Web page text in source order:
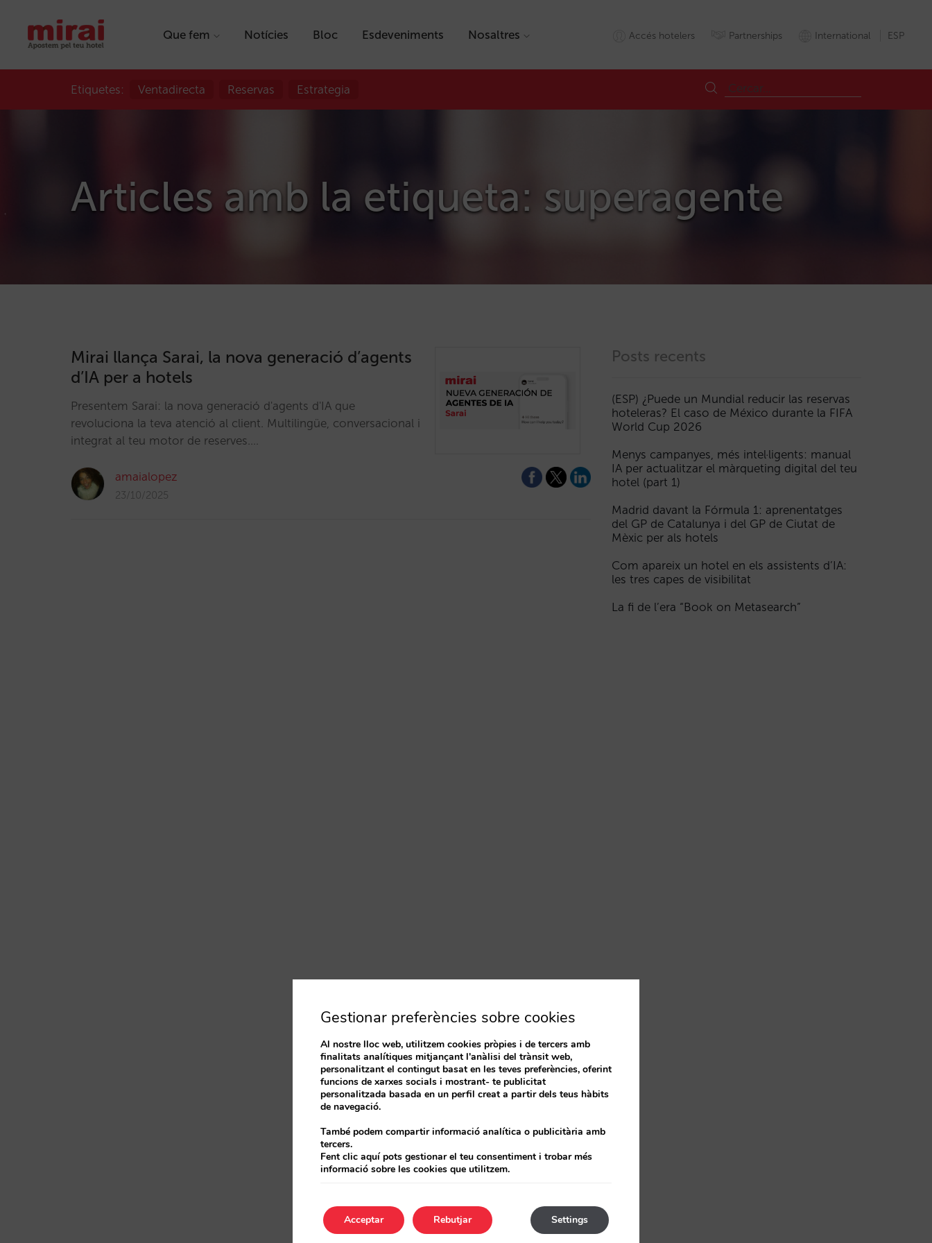
Que fem Notícies Bloc Esdeveniments Nosaltres Accés hotelers Partnerships International ESP
Etiquetes: Ventadirecta Reservas Estrategia
Articles amb la etiqueta: superagente
Mirai llança Sarai, la nova generació d’agents
d’IA per a hotels
Presentem Sarai: la nova generació d'agents d'IA que
revoluciona la teva atenció al client. Multilingüe, conversacional i
integrat al teu motor de reserves.…
amaialopez
23/10/2025
Posts recents
(ESP) ¿Puede un Mundial reducir las reservas
hoteleras? El caso de México durante la FIFA
World Cup 2026
Menys campanyes, més intel·ligents: manual
IA per actualitzar el màrqueting digital del teu
hotel (part 1)
Madrid davant la Fórmula 1: aprenentatges
del GP de Catalunya i del GP de Ciutat de
Mèxic per als hotels
Com apareix un hotel en els assistents d’IA:
les tres capes de visibilitat
La fi de l’era “Book on Metasearch”
Gestionar preferències sobre cookies
Al nostre lloc web, utilitzem cookies pròpies i de tercers amb
finalitats analítiques mitjançant l'anàlisi del trànsit web,
personalitzant el contingut basat en les teves preferències, oferint
funcions de xarxes socials i mostrant- te publicitat
personalitzada basada en un perfil creat a partir dels teus hàbits
de navegació.
També podem compartir informació analítica o publicitària amb
tercers.
Fent clic aquí pots gestionar el teu consentiment i trobar més
informació sobre les cookies que utilitzem.
Acceptar Settings
Rebutjar